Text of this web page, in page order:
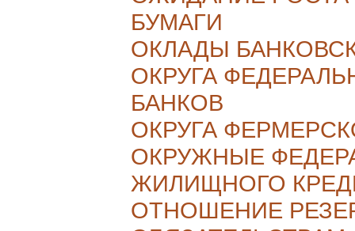
БУМАГИ
ОКЛАДЫ
ОКРУГА
БАНКОВ
ОКРУГА
ОКРУЖНЫЕ
ЖИЛИЩНОГО
ОТНОШЕНИЕ